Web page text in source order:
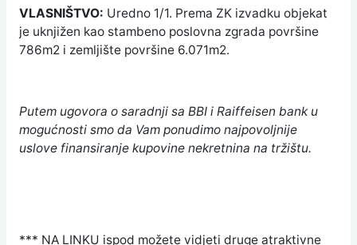
VLASNIŠTVO: Uredno 1/1. Prema ZK izvadku objekat
je uknjižen kao stambeno poslovna zgrada površine
786m2 i zemljište površine 6.071m2.
Putem ugovora o saradnji sa BBI i Raiffeisen bank u
mogućnosti smo da Vam ponudimo najpovoljnije
uslove finansiranje kupovine nekretnina na tržištu.
*** NA LINKU ispod možete vidjeti druge atraktivne